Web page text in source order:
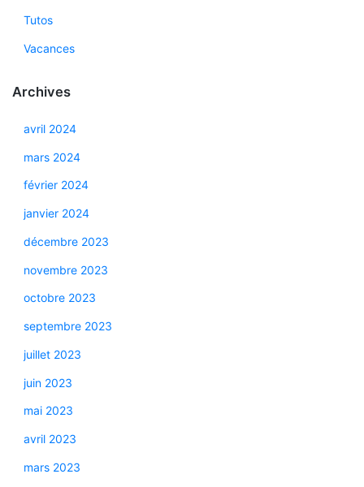
Tutos
Vacances
Archives
avril 2024
mars 2024
février 2024
janvier 2024
décembre 2023
novembre 2023
octobre 2023
septembre 2023
juillet 2023
juin 2023
mai 2023
avril 2023
mars 2023